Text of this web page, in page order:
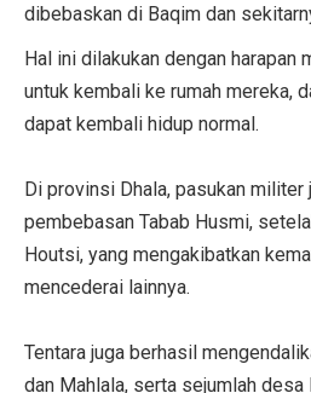
dibebaskan di Baqim dan
Hal ini dilakukan dengan harapan
untuk kembali ke rumah mereka,
dapat kembali hidup normal.
Di provinsi Dhala, pasukan
pembebasan Tabab Husmi,
Houtsi, yang mengakibatkan
mencederai lainnya.
Tentara juga berhasil
dan Mahlala, serta sejumlah desa